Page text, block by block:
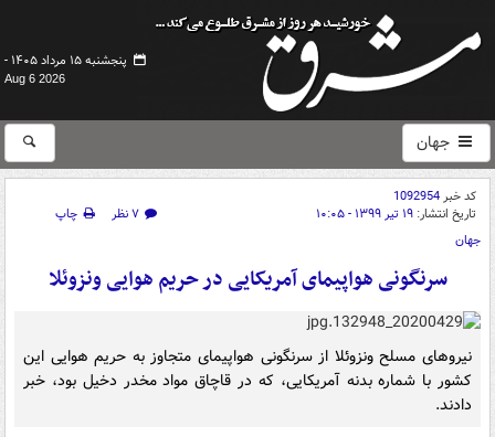
پنجشنبه ۱۵ مرداد ۱۴۰۵ -
Aug 6 2026
جهان
کد خبر1092954
تاریخ انتشار: ۱۹ تیر ۱۳۹۹ - ۱۰:۰۵ ۷ نظر
چاپ
جهان
سرنگونی هواپیمای آمریکایی در حریم هوایی ونزوئلا
نیروهای مسلح ونزوئلا از سرنگونی هواپیمای متجاوز به حریم هوایی این
کشور با شماره بدنه آمریکایی، که در قاچاق مواد مخدر دخیل بود، خبر
دادند.